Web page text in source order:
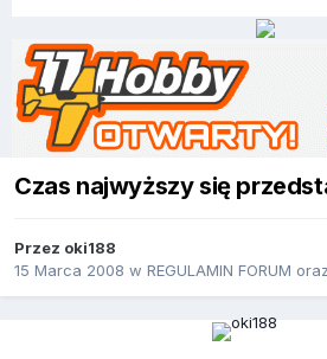
Czas najwyższy się
Przez oki188
15 Marca 2008 w REGULAMIN FORUM